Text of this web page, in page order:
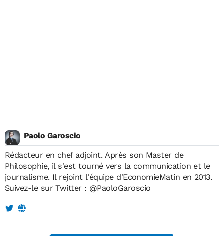
Paolo Garoscio
Rédacteur en chef adjoint. Après son Master de
Philosophie, il s'est tourné vers la communication et le
journalisme. Il rejoint l'équipe d'EconomieMatin en 2013.
Suivez-le sur Twitter : @PaoloGaroscio